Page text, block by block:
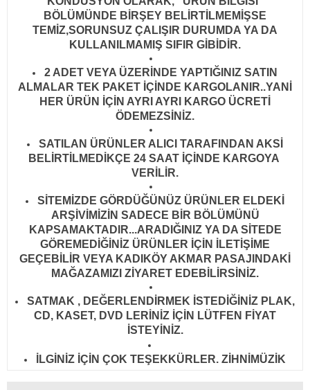
BÖLÜMÜNDE BİRŞEY BELİRTİLMEMİŞSE
TEMİZ,SORUNSUZ ÇALIŞIR DURUMDA YA DA
KULLANILMAMIŞ SIFIR GİBİDİR.
2 ADET VEYA ÜZERİNDE YAPTIĞINIZ SATIN
ALMALAR TEK PAKET İÇİNDE KARGOLANIR..YANİ
HER ÜRÜN İÇİN AYRI AYRI KARGO ÜCRETİ
ÖDEMEZSİNİZ.
SATILAN ÜRÜNLER ALICI TARAFINDAN AKSİ
BELİRTİLMEDİKÇE 24 SAAT İÇİNDE KARGOYA
VERİLİR.
SİTEMİZDE GÖRDÜĞÜNÜZ ÜRÜNLER ELDEKİ
ARŞİVİMİZİN SADECE BİR BÖLÜMÜNÜ
KAPSAMAKTADIR...ARADIĞINIZ YA DA SİTEDE
GÖREMEDİĞİNİZ ÜRÜNLER İÇİN İLETİŞİME
GEÇEBİLİR VEYA KADIKÖY AKMAR PASAJINDAKİ
MAĞAZAMIZI ZİYARET EDEBİLİRSİNİZ.
SATMAK , DEĞERLENDİRMEK İSTEDİĞİNİZ PLAK,
CD, KASET, DVD LERİNİZ İÇİN LÜTFEN FİYAT
İSTEYİNİZ.
İLGİNİZ İÇİN ÇOK TEŞEKKÜRLER. ZİHNİMÜZİK